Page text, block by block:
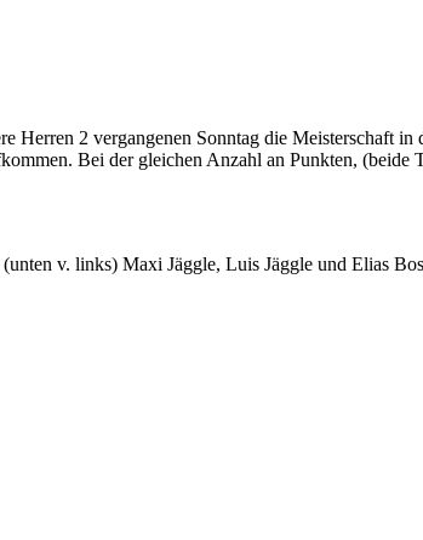
Herren 2 vergangenen Sonntag die Meisterschaft
Bei der gleichen Anzahl an Punkten, (beide
v. links) Maxi Jäggle, Luis Jäggle und Elias